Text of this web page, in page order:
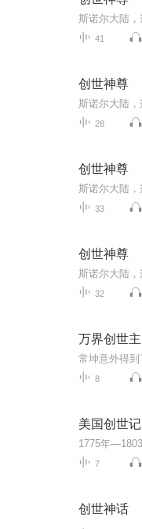
41
创世神尊
28
创世神尊
33
创世神尊
32
万界创世主
8
美国创世记
7
创世神话